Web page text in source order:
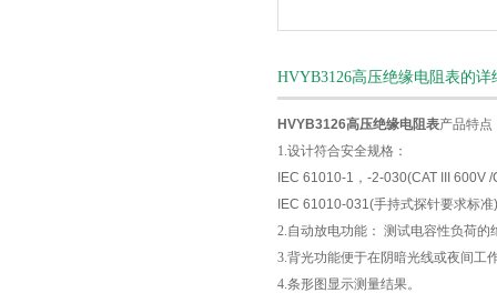
HVYB3126高压绝缘电阻表的详
HVYB3126高压绝缘电阻表产品特点
1.设计符合安全规格：
IEC 61010-1 ， -2-030(CAT III 600V
IEC 61010-031(手持式探针要求标准)
2.自动放电功能： 测试电容性负荷的
3.背光功能便于在阴暗光线或夜间工
4.条形图显示测量结果。